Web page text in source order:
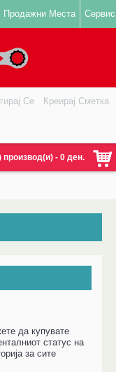
Продажни Места Сервис
производ(и) - 0 ден.
Се Креирај Сметка
да купувате
статус на
за сите